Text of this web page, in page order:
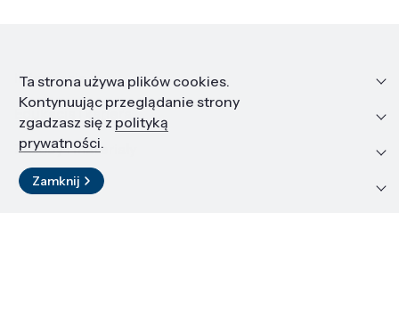
Informacje
Edukacja i kariera
Zasoby i materiały
Kontakt
Ta strona używa plików cookies.
Kontynuując przeglądanie strony
zgadzasz się z polityką
prywatności.
Zamknij